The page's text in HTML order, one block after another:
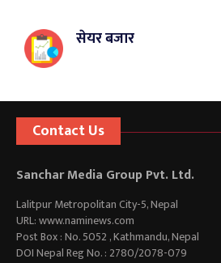
सेयर बजार
Contact Us
Sanchar Media Group Pvt. Ltd.
Lalitpur Metropolitan City-5, Nepal
URL: www.naminews.com
Post Box : No. 5052 , Kathmandu, Nepal
DOI Nepal Reg No. : 2780/2078-079